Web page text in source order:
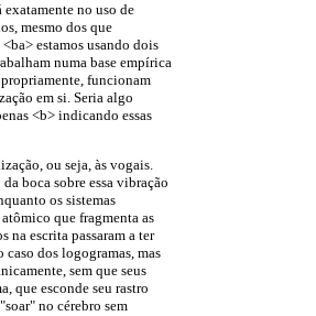
no uso de
mesmo dos que
estamos usando dois
numa base empírica
propriamente, funcionam
em si. Seria algo
<b> indicando essas
ou seja, às vogais.
boca sobre essa vibração
os sistemas
que fragmenta as
na escrita passaram a ter
dos logogramas, mas
sem que seus
que esconde seu rastro
no cérebro sem